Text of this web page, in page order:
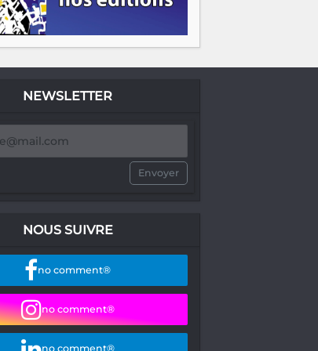
NEWSLETTER
Envoyer
NOUS SUIVRE
no comment®
no comment®
no comment®